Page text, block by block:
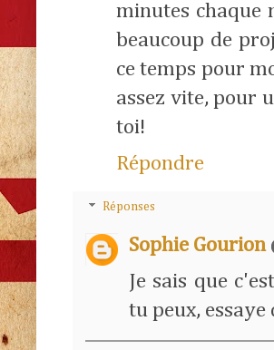
minutes chaque
beaucoup de
ce temps pour
assez vite, pour
toi!
Répondre
Réponses
Sophie Gourion
Je sais que
tu peux,